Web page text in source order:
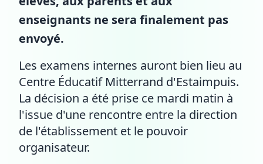
enseignants ne sera finalement pas
envoyé.
Les examens internes auront bien lieu au
Centre Éducatif Mitterrand d'Estaimpuis.
La décision a été prise ce mardi matin à
l'issue d'une rencontre entre la direction
de l'établissement et le pouvoir
organisateur.